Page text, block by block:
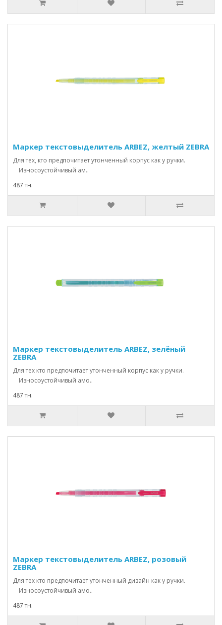
Маркер текстовыделитель ARBEZ, желтый ZEBRA
Для тех, кто предпочитает утонченный корпус как у ручки.
Износоустойчивый ам..
487 тн.
Маркер текстовыделитель ARBEZ, зелёный
ZEBRA
Для тех кто предпочитает утонченный корпус как у ручки.
Износоустойчивый амо..
487 тн.
Маркер текстовыделитель ARBEZ, розовый
ZEBRA
Для тех кто предпочитает утонченный дизайн как у ручки.
Износоустойчивый амо..
487 тн.